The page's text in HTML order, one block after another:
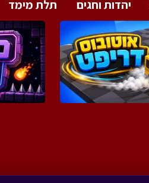
תלת מימד יהדות וחגים